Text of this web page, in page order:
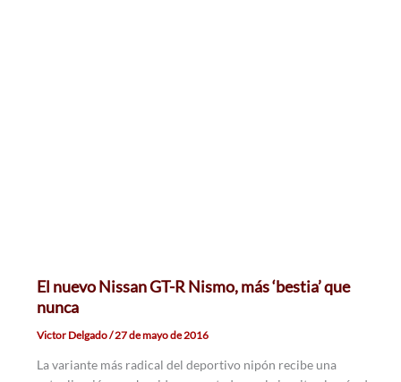
El nuevo Nissan GT-R Nismo, más ‘bestia’ que
nunca
Victor Delgado/27 de mayo de 2016
La variante más radical del deportivo nipón recibe una